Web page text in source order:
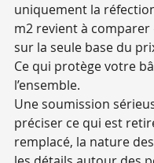
uniquement la
m2 revient à comparer
sur la seule base du
Ce qui protège votre
l’ensemble.
Une soumission
préciser ce qui est
remplacé, la nature